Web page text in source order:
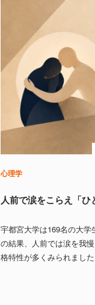
心理学
人前で涙をこらえ「
宇都宮大学は169名の大
の結果、人前では涙を我
格特性が多くみられました